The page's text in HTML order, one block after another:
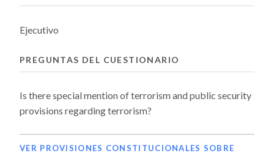
Ejecutivo
PREGUNTAS DEL CUESTIONARIO
Is there special mention of terrorism and public security
provisions regarding terrorism?
VER PROVISIONES CONSTITUCIONALES SOBRE